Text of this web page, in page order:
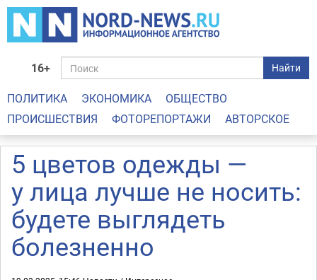
16+ Найти
ПОЛИТИКА ЭКОНОМИКА
ОБЩЕСТВО
ПРОИСШЕСТВИЯ
ФОТОРЕПОРТАЖИ АВТОРСКОЕ
5 цветов одежды —
у лица лучше не носить:
будете выглядеть
болезненно